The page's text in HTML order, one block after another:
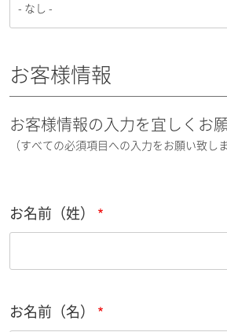
お客様情報
お客様情報の入力を宜しくお
（すべての必須項目への入力をお願い致し
お名前（姓）
お名前（名）